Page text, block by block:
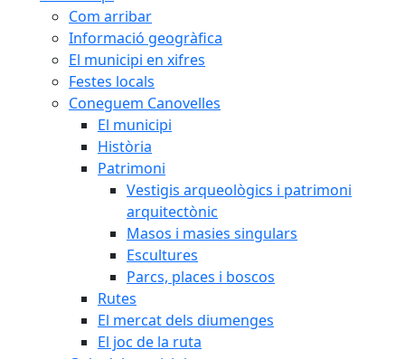
Com arribar
Informació geogràfica
El municipi en xifres
Festes locals
Coneguem Canovelles
El municipi
Història
Patrimoni
Vestigis arqueològics i patrimoni
arquitectònic
Masos i masies singulars
Escultures
Parcs, places i boscos
Rutes
El mercat dels diumenges
El joc de la ruta